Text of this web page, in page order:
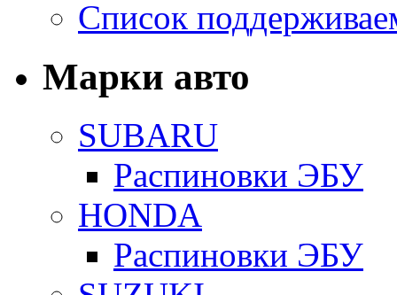
Список
Марки авто
SUBARU
Распиновки ЭБУ
HONDA
Распиновки ЭБУ